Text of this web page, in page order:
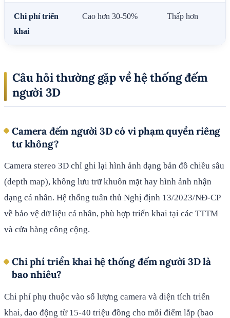
Chi phí triển
khai
Cao hơn 30-50% Thấp hơn
Câu hỏi thường gặp về hệ thống đếm
người 3D
Camera đếm người 3D có vi phạm quyền riêng
tư không?
Camera stereo 3D chỉ ghi lại hình ảnh dạng bản đồ chiều sâu
(depth map), không lưu trữ khuôn mặt hay hình ảnh nhận
dạng cá nhân. Hệ thống tuân thủ Nghị định 13/2023/NĐ-CP
về bảo vệ dữ liệu cá nhân, phù hợp triển khai tại các TTTM
và cửa hàng công cộng.
Chi phí triển khai hệ thống đếm người 3D là
bao nhiêu?
Chi phí phụ thuộc vào số lượng camera và diện tích triển
khai, dao động từ 15-40 triệu đồng cho mỗi điểm lắp (bao